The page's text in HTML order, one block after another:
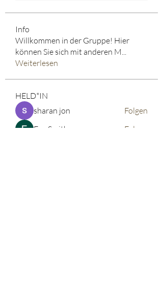
Info
Willkommen in der Gruppe! Hier
können Sie sich mit anderen M
Weiterlesen
HELD*IN
sharan jon
Folgen
Eva Smith
Folgen